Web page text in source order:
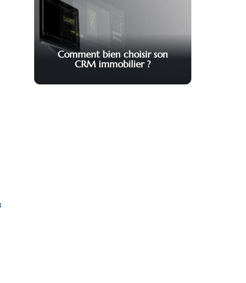
Comment bien choisir son
CRM immobilier ?